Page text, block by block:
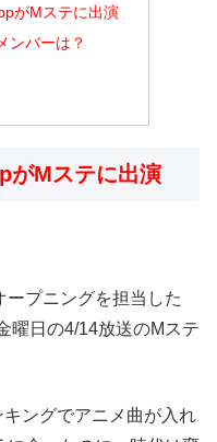
がMステに出演
ンバーは？
がMステに出演
プニングを担当した
曜日の4/14放送のMステ
ングでアニメ曲が入れ